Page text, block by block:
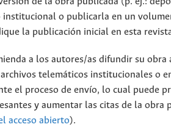
institucional o publicarla en un
la publicación inicial en esta
a los autores/as difundir su obra
telemáticos institucionales o
el proceso de envío, lo cual puede
y aumentar las citas de la obra
acceso abierto).